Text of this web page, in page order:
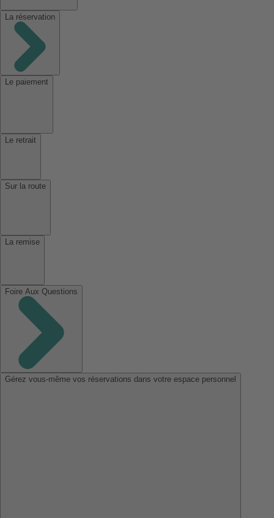
La réservation
Le paiement
Le retrait
Sur la route
La remise
Foire Aux Questions
Gérez vous-même vos réservations dans votre espace personnel